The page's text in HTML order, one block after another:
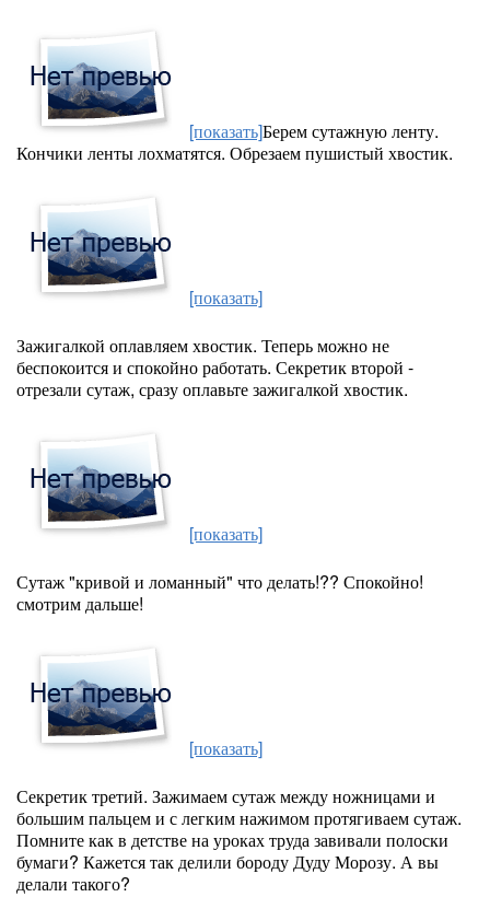
[показать]Берем сутажную ленту.
Кончики ленты лохматятся. Обрезаем пушистый хвостик.
[показать]
Зажигалкой оплавляем хвостик. Теперь можно не
беспокоится и спокойно работать. Секретик второй -
отрезали сутаж, сразу оплавьте зажигалкой хвостик.
[показать]
Сутаж "кривой и ломанный" что делать!?? Спокойно!
смотрим дальше!
[показать]
Секретик третий. Зажимаем сутаж между ножницами и
большим пальцем и с легким нажимом протягиваем сутаж.
Помните как в детстве на уроках труда завивали полоски
бумаги? Кажется так делили бороду Дуду Морозу. А вы
делали такого?